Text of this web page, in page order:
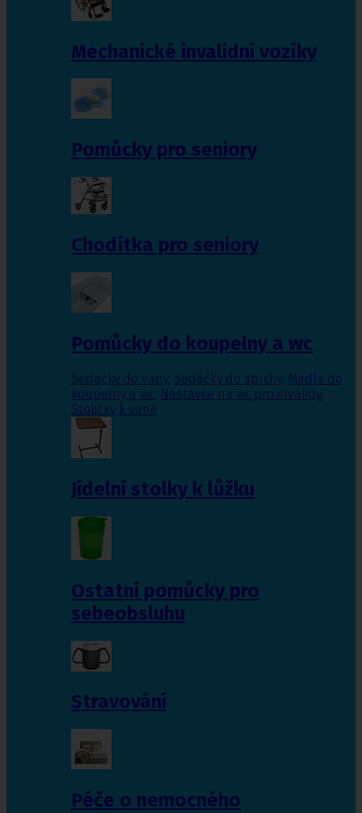
Mechanické invalidní vozíky
Pomůcky pro seniory
Chodítka pro seniory
Pomůcky do koupelny a wc
Sedačky do vany, Sedačky do sprchy, Madla do
koupelny a wc, Nástavce na wc pro invalidy,
Stoličky k vaně
Jídelní stolky k lůžku
Ostatní pomůcky pro
sebeobsluhu
Stravování
Péče o nemocného